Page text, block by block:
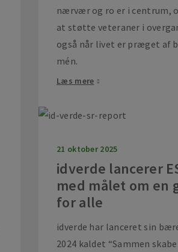
nærvær og ro er i centrum,
at støtte veteraner i
også når livet er præget af
mén.
Læs mere
21 oktober 2025
idverde lancerer
med målet om en
for alle
idverde har lanceret sin
2024 kaldet “Sammen